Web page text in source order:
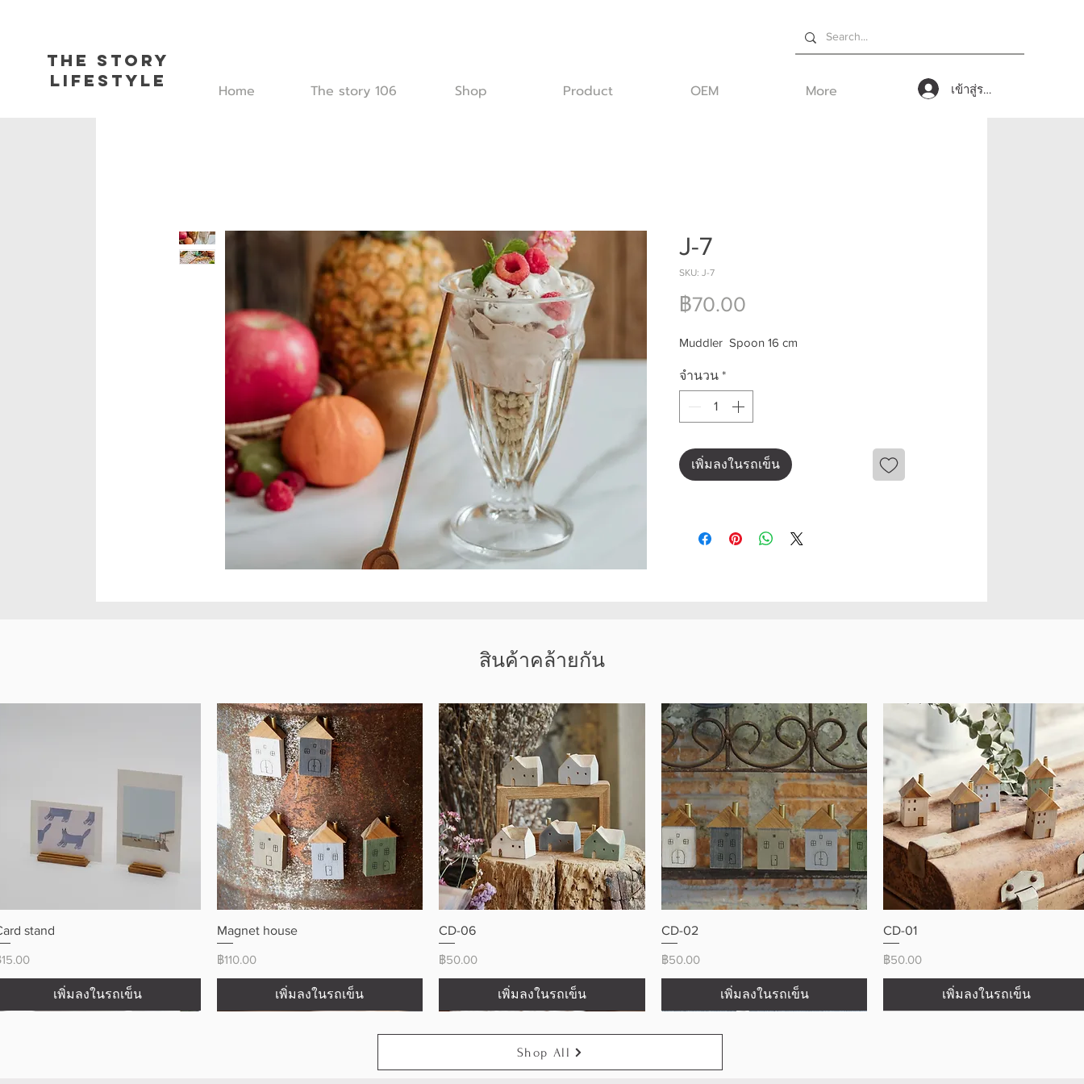
The Story
L ifestyle
Home The story 106 Shop Product OEM More เข้าสู่ระบบ
J-7
SKU: J-7
฿70.00ราคา
Muddler Spoon 16 cm
จำนวน *
เพิ่มลงในรถเข็น
สินค้าคล้ายกัน
stand
คา
เพิ่มลงในรถเข็น
ดูข้อมูลด่วน
Magnet house
ราคา
฿110.00
เพิ่มลงในรถเข็น
CD-06
ราคา
฿50.00
เพิ่มลงในรถเข็น
CD-02
ราคา
฿50.00
เพิ่มลงในรถเข็น
CD-01
ราคา
฿50.00
เพิ่มลงในรถเข็น
Shop All